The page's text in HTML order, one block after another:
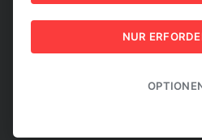
CAUSA
NEUN
EINGESTELLT
NUR